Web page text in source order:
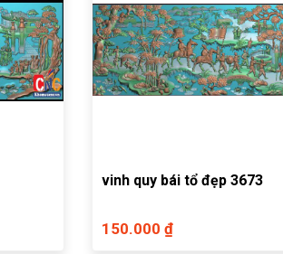
vinh quy bái tổ đẹp 3673
150.000 ₫